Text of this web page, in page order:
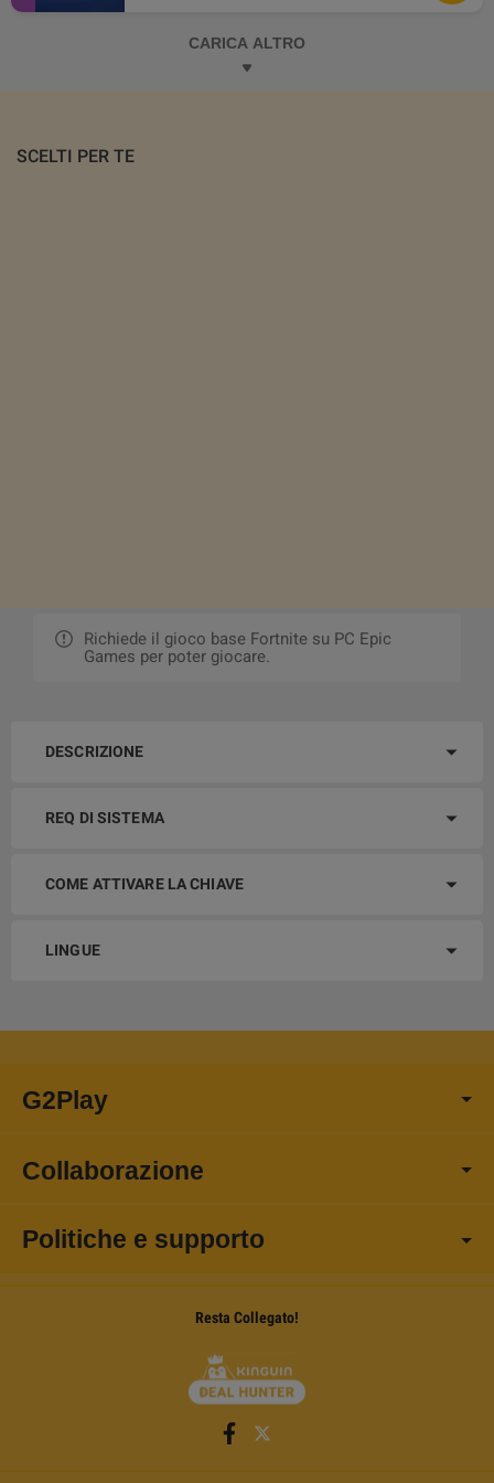
CARICA ALTRO
SCELTI PER TE
Richiede il gioco base Fortnite su PC Epic
Games per poter giocare.
DESCRIZIONE
REQ DI SISTEMA
COME ATTIVARE LA CHIAVE
LINGUE
G2Play
Collaborazione
Politiche e supporto
Resta Collegato!